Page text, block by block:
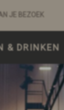
JE BEZOEK
& DRINKEN